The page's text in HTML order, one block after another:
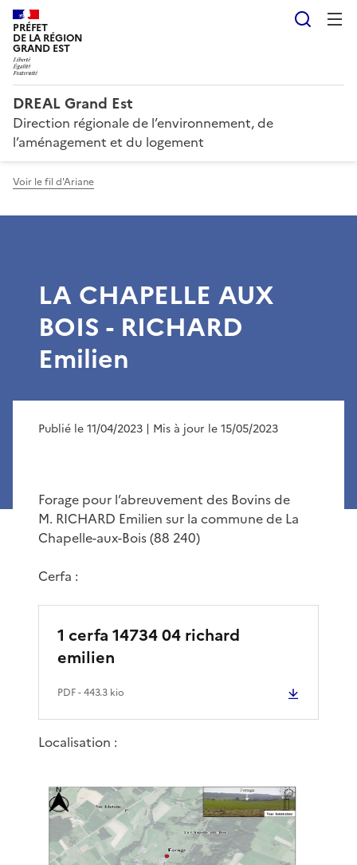
PRÉFET
DE LA RÉGION
GRAND EST
DREAL Grand Est
Direction régionale de l’environnement, de
l’aménagement et du logement
Voir le fil d'Ariane
LA CHAPELLE AUX
BOIS - RICHARD
Emilien
Publié le 11/04/2023 | Mis à jour le 15/05/2023
Forage pour l’abreuvement des Bovins de
M. RICHARD Emilien sur la commune de La
Chapelle-aux-Bois (88 240)
Cerfa :
1 cerfa 14734 04 richard
emilien
PDF- 443.3 kio
Localisation :